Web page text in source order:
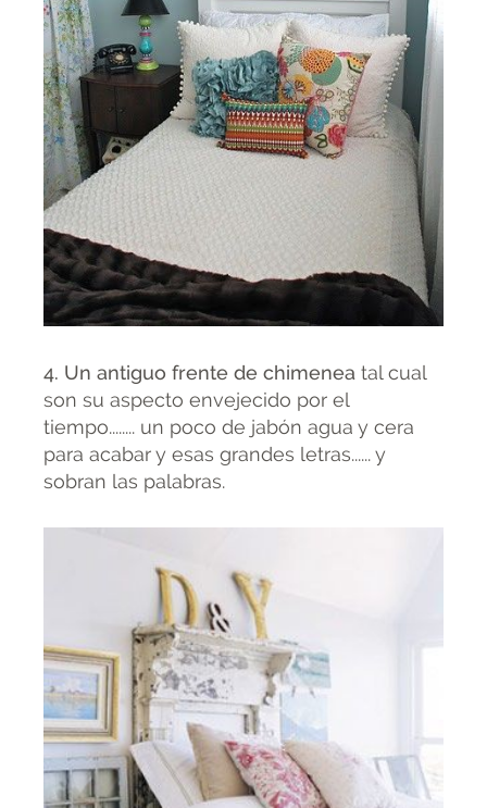
4. Un antiguo frente de chimenea tal cual
son su aspecto envejecido por el
tiempo........ un poco de jabón agua y cera
para acabar y esas grandes letras...... y
sobran las palabras.